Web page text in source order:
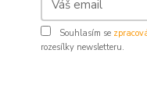
Souhlasím se
rozesílky newsletteru.